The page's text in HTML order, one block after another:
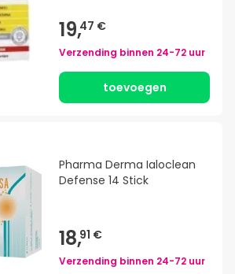
19,47 €
Verzending binnen 24-72 uur
toevoegen
Pharma Derma Ialoclean
Defense 14 Stick
18,91 €
Verzending binnen 24-72 uur